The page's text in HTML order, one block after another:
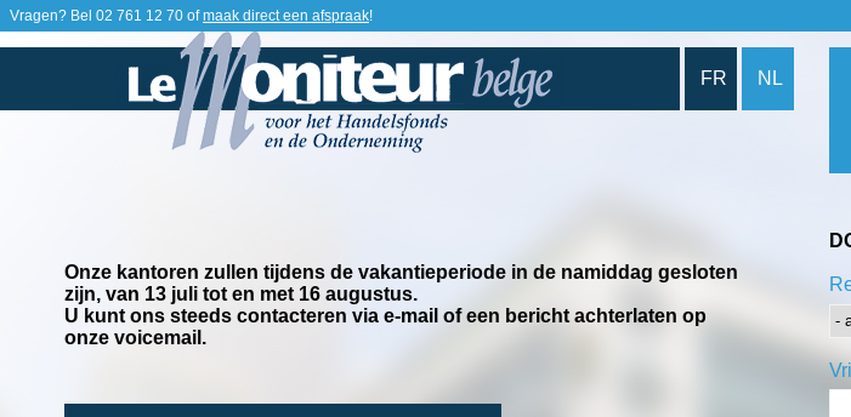
Vragen? Bel 02 761 12 70 ofmaak direct een afspraak!
FR NL
Onze kantoren zullen tijdens de vakantieperiode in de namiddag gesloten
zijn, van 13 juli tot en met 16 augustus.
U kunt ons steeds contacteren via e-mail of een bericht achterlaten op
onze voicemail.